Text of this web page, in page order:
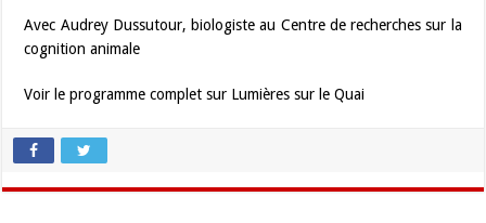
Avec Audrey Dussutour, biologiste au Centre de recherches sur la
cognition animale
Voir le programme complet sur Lumières sur le Quai